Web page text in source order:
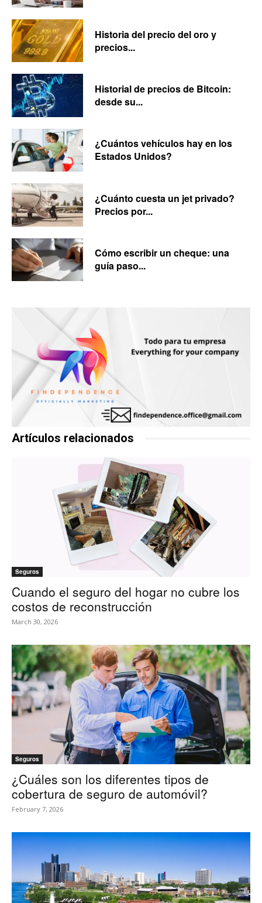
Historia del precio del oro y
precios...
Historial de precios de Bitcoin:
desde su...
¿Cuántos vehículos hay en los
Estados Unidos?
¿Cuánto cuesta un jet privado?
Precios por...
Cómo escribir un cheque: una
guía paso...
Artículos relacionados
Seguros
Cuando el seguro del hogar no cubre los
costos de reconstrucción
March 30, 2026
Seguros
¿Cuáles son los diferentes tipos de
cobertura de seguro de automóvil?
February 7, 2026